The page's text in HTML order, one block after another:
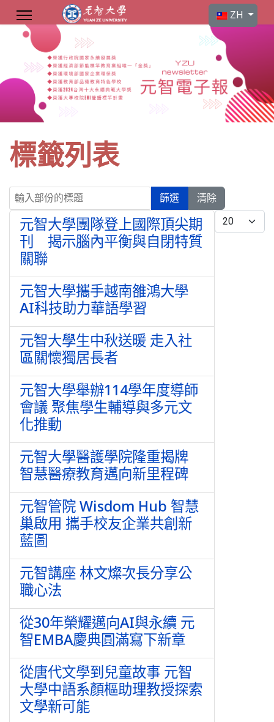
選擇你的語言
ZH
標籤列表
輸入部份的標題
篩選 清除
每頁顯示條數
元智大學團隊登上國際頂尖期
刊 揭示腦內平衡與自閉特質
關聯
元智大學攜手越南雒鴻大學
AI科技助力華語學習
元智大學生中秋送暖 走入社
區關懷獨居長者
元智大學舉辦114學年度導師
會議 聚焦學生輔導與多元文
化推動
元智大學醫護學院隆重揭牌
智慧醫療教育邁向新里程碑
元智管院 Wisdom Hub 智慧
巢啟用 攜手校友企業共創新
藍圖
元智講座 林文燦次長分享公
職心法
從30年榮耀邁向AI與永續 元
智EMBA慶典圓滿寫下新章
從唐代文學到兒童故事 元智
大學中語系顏樞助理教授探索
文學新可能